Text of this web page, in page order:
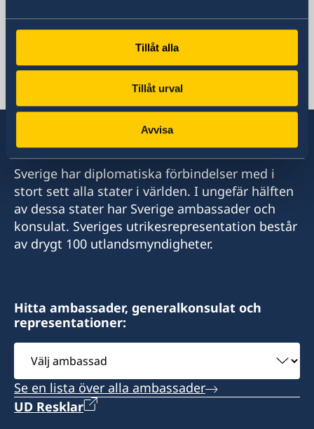
Tillåt alla
Tillåt urval
Avvisa
+43 1 217 53 0
+43 1 217 53 2380
Sverige har diplomatiska förbindelser med i
stort sett alla stater i världen. I ungefär hälften
av dessa stater har Sverige ambassader och
konsulat. Sveriges utrikesrepresentation består
av drygt 100 utlandsmyndigheter.
Hitta ambassader, generalkonsulat och
representationer:
Välj
ambassad
Se en lista över alla ambassader
UD Resklar